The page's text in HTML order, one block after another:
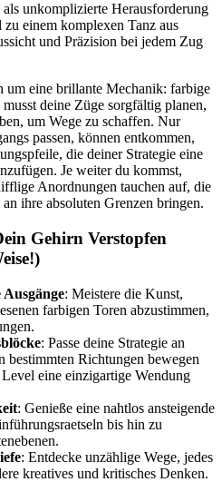
unkomplizierte Herausforderung
einem komplexen Tanz aus
und Präzision bei jedem Zug
um eine brillante Mechanik: farbige
deine Züge sorgfältig planen,
um Wege zu schaffen. Nur
passen, können entkommen,
die deiner Strategie eine
Je weiter du kommst,
Anordnungen tauchen auf, die
ihre absoluten Grenzen bringen.
Gehirn Verstopfen
: Meistere die Kunst,
farbigen Toren abzustimmen,
: Passe deine Strategie an
bestimmten Richtungen bewegen
eine einzigartige Wendung
: Genieße eine nahtlos ansteigende
bis hin zu
: Entdecke unzählige Wege, jedes
kreatives und kritisches Denken.